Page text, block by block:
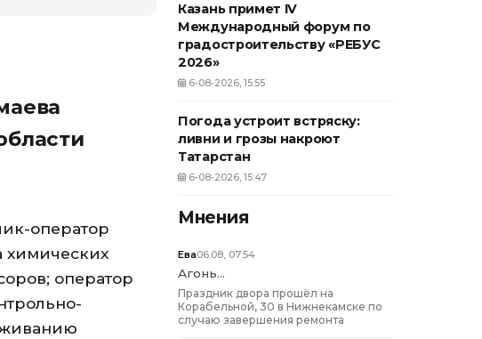
оператор
химических
оператор
Казань примет IV
Международный форум по
градостроительству «РЕБУС
2026»
6-08-2026, 15:55
Погода устроит встряску:
ливни и грозы накроют
Татарстан
6-08-2026, 15:47
Мнения
Ева06.08, 07:54
Агонь...
Праздник двора прошёл на
Корабельной, 30 в Нижнекамске по
случаю завершения ремонта